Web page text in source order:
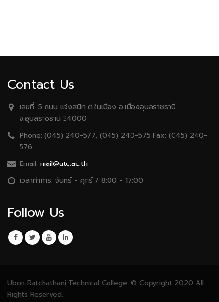
Contact Us
เลขที่: 5 ถนน เเจ้งสนิท ต.ในเมือง อ.เมืองอุบลราชธานี
จ.อุบลราชธานี 34000
Phone: (045) 240-577, (045) 240-575 Fax: (045) 240-
576
Email: mail@utc.ac.th
เวลาทำการ: จันทร์ - ศุกร์ / 8:00 - 17:00
Follow Us
Ubon Ratchathani Technical College. © Copyright 2020 All
Rights Reserved.